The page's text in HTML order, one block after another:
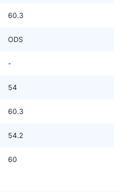
60.3
ODS
-
54
60.3
54.2
60